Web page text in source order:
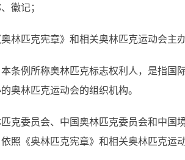
徽记；
奥林匹克宪章》和相关奥林匹克运动会主
条例所称奥林匹克标志权利人，是指国
奥林匹克运动会的组织机构。
匹克委员会、中国奥林匹克委员会和中国
照《奥林匹克宪章》和相关奥林匹克运